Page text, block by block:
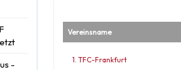
-
Vereinsname
1. TFC-Frankfurt